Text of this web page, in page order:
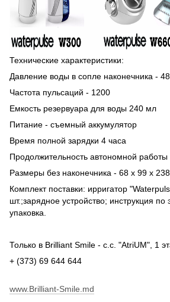
Технические характеристики:
Давление воды в сопле наконечника -
Частота пульсаций - 1200
Емкость резервуара для воды 240 мл
Питание - съемный аккумулятор
Время полной зарядки 4 часа
Продолжительность автономной
Размеры без наконечника - 68 х 99 х
Комплект поставки: ирригатор
шт.;зарядное устройство; инструкция по
упаковка.
Только в Brilliant Smile - c.c. "AtriUM", 1
+ (373) 69 644 644
www.Brilliant-Smile.md